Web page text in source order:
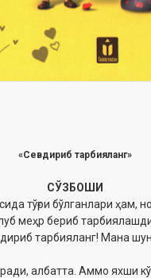
«Севдириб тарбияланг»
СЎЗБОШИ
тўғри бўлганлари ҳам,
меҳр бериб
тарбияланг! Мана
албатта. Аммо яхши